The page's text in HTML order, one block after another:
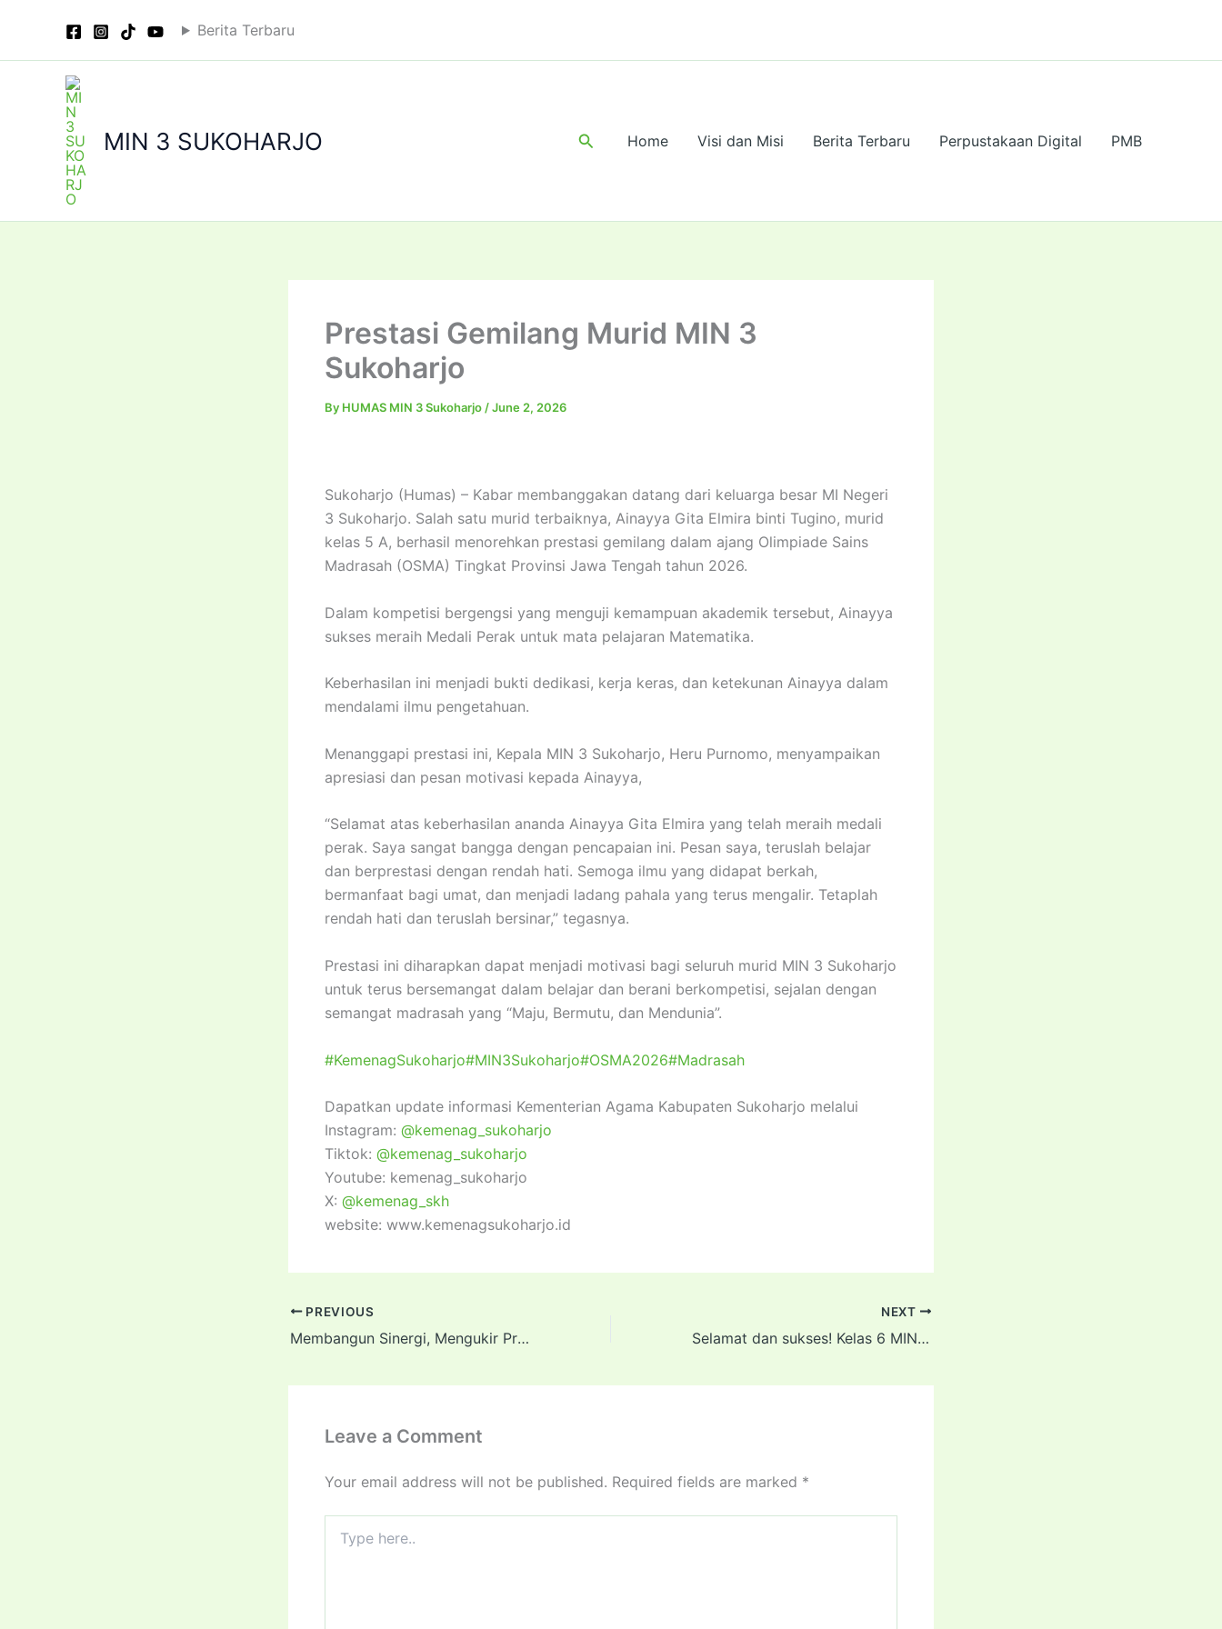
content
Berita Terbaru
MIN 3 SUKOHARJO SearchHome Visi dan Misi Berita Terbaru Perpustakaan Digital PMB
Prestasi Gemilang Murid MIN 3
Sukoharjo
By HUMAS MIN 3 Sukoharjo /June 2, 2026
Sukoharjo (Humas) – Kabar membanggakan datang dari keluarga besar MI Negeri
3 Sukoharjo. Salah satu murid terbaiknya, Ainayya Gita Elmira binti Tugino, murid
kelas 5 A, berhasil menorehkan prestasi gemilang dalam ajang Olimpiade Sains
Madrasah (OSMA) Tingkat Provinsi Jawa Tengah tahun 2026.
Dalam kompetisi bergengsi yang menguji kemampuan akademik tersebut, Ainayya
sukses meraih Medali Perak untuk mata pelajaran Matematika.
Keberhasilan ini menjadi bukti dedikasi, kerja keras, dan ketekunan Ainayya dalam
mendalami ilmu pengetahuan.
Menanggapi prestasi ini, Kepala MIN 3 Sukoharjo, Heru Purnomo, menyampaikan
apresiasi dan pesan motivasi kepada Ainayya,
“Selamat atas keberhasilan ananda Ainayya Gita Elmira yang telah meraih medali
perak. Saya sangat bangga dengan pencapaian ini. Pesan saya, teruslah belajar
dan berprestasi dengan rendah hati. Semoga ilmu yang didapat berkah,
bermanfaat bagi umat, dan menjadi ladang pahala yang terus mengalir. Tetaplah
rendah hati dan teruslah bersinar,” tegasnya.
Prestasi ini diharapkan dapat menjadi motivasi bagi seluruh murid MIN 3 Sukoharjo
untuk terus bersemangat dalam belajar dan berani berkompetisi, sejalan dengan
semangat madrasah yang “Maju, Bermutu, dan Mendunia”.
#KemenagSukoharjo#MIN3Sukoharjo#OSMA2026#Madrasah
Dapatkan update informasi Kementerian Agama Kabupaten Sukoharjo melalui
Instagram: @kemenag_sukoharjo
Tiktok: @kemenag_sukoharjo
Youtube: kemenag_sukoharjo
X: @kemenag_skh
website: www.kemenagsukoharjo.id
PREVIOUS
Membangun Sinergi, Mengukir Prestasi!
NEXT
Selamat dan sukses! Kelas 6 MIN 3 Sukoharjo Tahun Pelajaran 2025/2026 yang telah dinyatakan Lulus 100%
Leave a Comment
Your email address will not be published. Required fields are marked *
here..